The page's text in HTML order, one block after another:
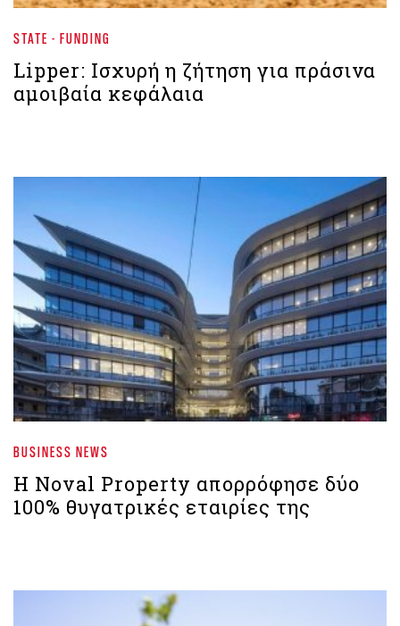
STATE - FUNDING
Lipper: Ισχυρή η ζήτηση για πράσινα
αμοιβαία κεφάλαια
BUSINESS NEWS
Η Noval Property απορρόφησε δύο
100% θυγατρικές εταιρίες της